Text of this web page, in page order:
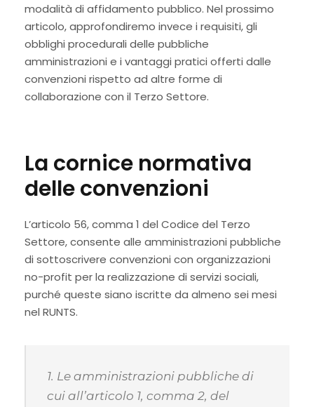
modalità di affidamento pubblico. Nel prossimo
articolo, approfondiremo invece i requisiti, gli
obblighi procedurali delle pubbliche
amministrazioni e i vantaggi pratici offerti dalle
convenzioni rispetto ad altre forme di
collaborazione con il Terzo Settore.
La cornice normativa
delle convenzioni
L’articolo 56, comma 1 del Codice del Terzo
Settore, consente alle amministrazioni pubbliche
di sottoscrivere convenzioni con organizzazioni
no-profit per la realizzazione di servizi sociali,
purché queste siano iscritte da almeno sei mesi
nel RUNTS.
1. Le amministrazioni pubbliche di
cui all’articolo 1, comma 2, del